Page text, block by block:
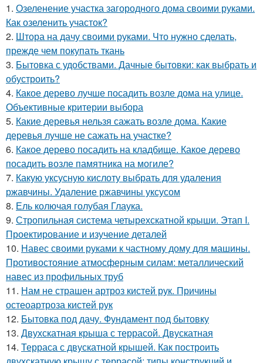
1. Озеленение участка загородного дома своими руками.
Как озеленить участок?
2. Штора на дачу своими руками. Что нужно сделать,
прежде чем покупать ткань
3. Бытовка с удобствами. Дачные бытовки: как выбрать и
обустроить?
4. Какое дерево лучше посадить возле дома на улице.
Объективные критерии выбора
5. Какие деревья нельзя сажать возле дома. Какие
деревья лучше не сажать на участке?
6. Какое дерево посадить на кладбище. Какое дерево
посадить возле памятника на могиле?
7. Какую уксусную кислоту выбрать для удаления
ржавчины. Удаление ржавчины уксусом
8. Ель колючая голубая Глаука.
9. Стропильная система четырехскатной крыши. Этап I.
Проектирование и изучение деталей
10. Навес своими руками к частному дому для машины.
Противостояние атмосферным силам: металлический
навес из профильных труб
11. Нам не страшен артроз кистей рук. Причины
остеоартроза кистей рук
12. Бытовка под дачу. Фундамент под бытовку
13. Двухскатная крыша с террасой. Двускатная
14. Терраса с двускатной крышей. Как построить